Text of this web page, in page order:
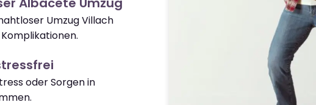
Umzug Villach
oder Sorgen in